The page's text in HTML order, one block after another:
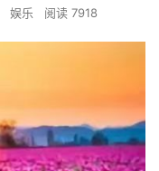
娱乐 阅读 7918